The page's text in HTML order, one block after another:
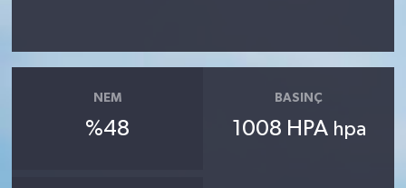
NEM
%48
BASINÇ
1008 HPA hpa